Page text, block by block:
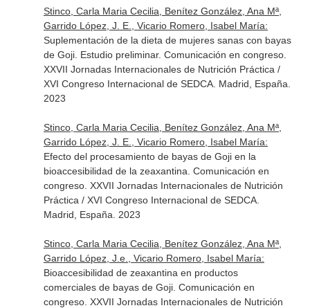
Stinco, Carla Maria Cecilia, Benítez González, Ana Mª,
Garrido López, J. E., Vicario Romero, Isabel María:
Suplementación de la dieta de mujeres sanas con bayas
de Goji. Estudio preliminar. Comunicación en congreso.
XXVII Jornadas Internacionales de Nutrición Práctica /
XVI Congreso Internacional de SEDCA. Madrid, España.
2023
Stinco, Carla Maria Cecilia, Benítez González, Ana Mª,
Garrido López, J. E., Vicario Romero, Isabel María:
Efecto del procesamiento de bayas de Goji en la
bioaccesibilidad de la zeaxantina. Comunicación en
congreso. XXVII Jornadas Internacionales de Nutrición
Práctica / XVI Congreso Internacional de SEDCA.
Madrid, España. 2023
Stinco, Carla Maria Cecilia, Benítez González, Ana Mª,
Garrido López, J.e., Vicario Romero, Isabel María:
Bioaccesibilidad de zeaxantina en productos
comerciales de bayas de Goji. Comunicación en
congreso. XXVII Jornadas Internacionales de Nutrición